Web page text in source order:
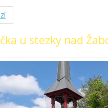
u stezky nad